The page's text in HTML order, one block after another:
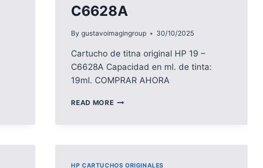
C6628A
By gustavoimagingroup 30/10/2025
Cartucho de titna original HP 19 –
C6628A Capacidad en ml. de tinta:
19ml. COMPRAR AHORA
READ MORECARTUCHO
–
HP CARTUCHOS ORIGINALES